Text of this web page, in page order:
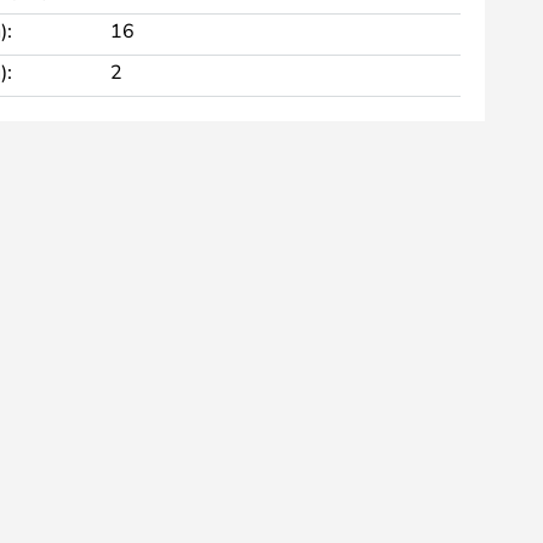
16
2